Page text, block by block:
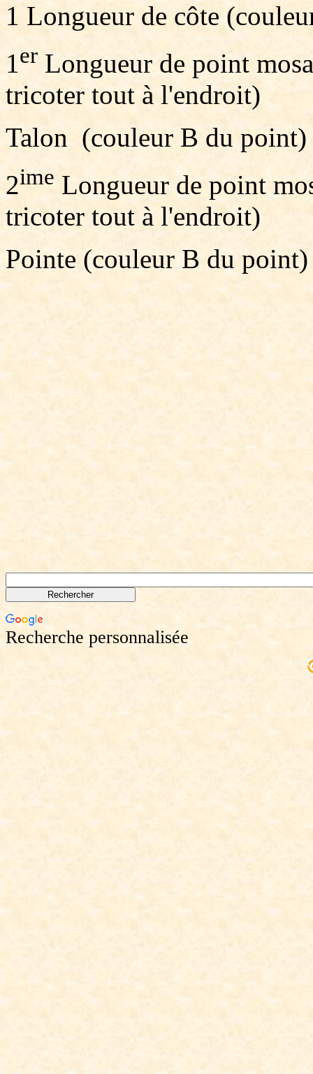
1 Longueur de côte
1er Longueur de point
tricoter tout à l'endroit)
Talon (couleur B du point)
2ime Longueur de point
tricoter tout à l'endroit)
Pointe (couleur B du point)
Recherche personnalisée